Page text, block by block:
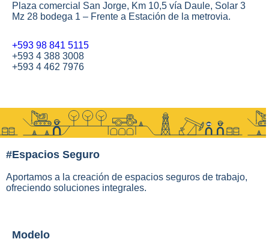
Plaza comercial San Jorge, Km 10,5 vía Daule, Solar 3
Mz 28 bodega 1 – Frente a Estación de la metrovia.
+593 98 841 5115
+593 4 388 3008
+593 4 462 7976
#Espacios Seguro
Aportamos a la creación de espacios seguros de trabajo,
ofreciendo soluciones integrales.
Modelo